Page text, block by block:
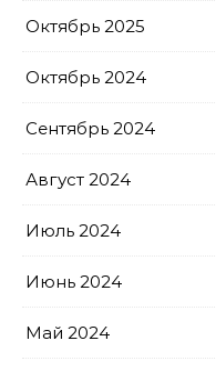
Октябрь 2025
Октябрь 2024
Сентябрь 2024
Август 2024
Июль 2024
Июнь 2024
Май 2024